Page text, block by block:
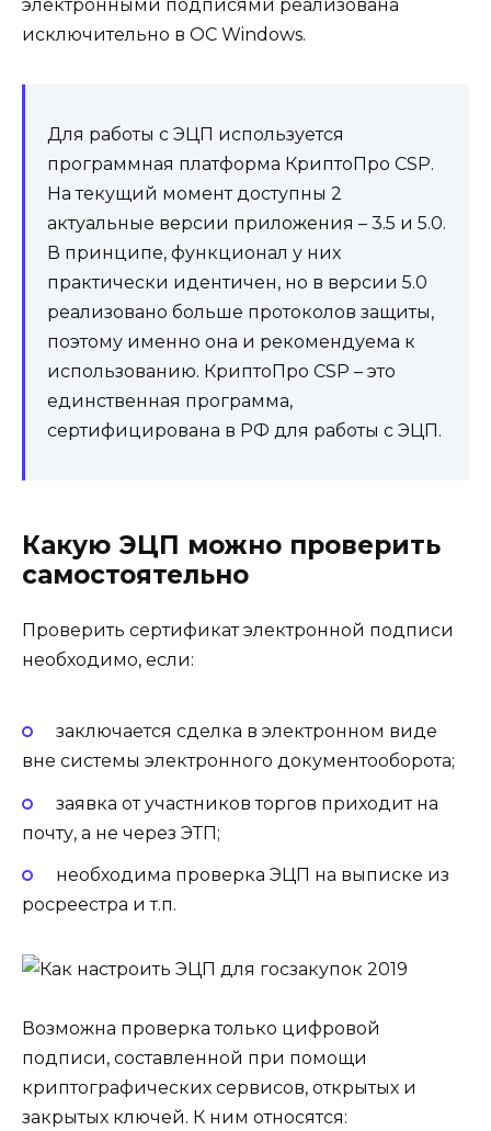
электронными подписями реализована
исключительно в ОС Windows.
Для работы с ЭЦП используется
программная платформа КриптоПро CSP.
На текущий момент доступны 2
актуальные версии приложения – 3.5 и 5.0.
В принципе, функционал у них
практически идентичен, но в версии 5.0
реализовано больше протоколов защиты,
поэтому именно она и рекомендуема к
использованию. КриптоПро CSP – это
единственная программа,
сертифицирована в РФ для работы с ЭЦП.
Какую ЭЦП можно проверить
самостоятельно
Проверить сертификат электронной подписи
необходимо, если:
заключается сделка в электронном виде
вне системы электронного документооборота;
заявка от участников торгов приходит на
почту, а не через ЭТП;
необходима проверка ЭЦП на выписке из
росреестра и т.п.
Возможна проверка только цифровой
подписи, составленной при помощи
криптографических сервисов, открытых и
закрытых ключей. К ним относятся: